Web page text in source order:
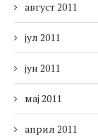
август 2011
јул 2011
јун 2011
мај 2011
април 2011